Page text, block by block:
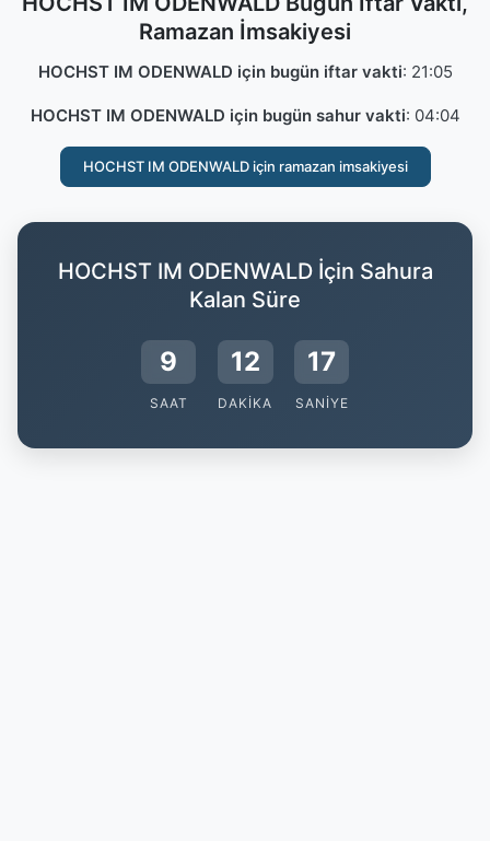
Ramazan İmsakiyesi
HOCHST IM ODENWALD için bugün iftar vakti: 21:05
HOCHST IM ODENWALD için bugün sahur vakti: 04:04
HOCHST IM ODENWALD için ramazan imsakiyesi
HOCHST IM ODENWALD İçin Sahura
Kalan Süre
9
SAAT
12
DAKIKA
17
SANIYE